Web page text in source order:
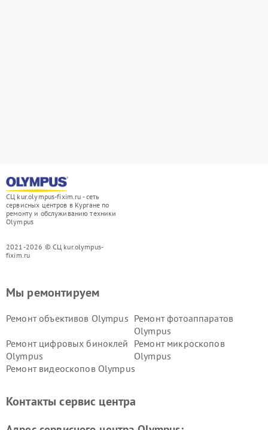
СЦ kur.olympus-fixim.ru - сеть
сервисных центров в Кургане по
ремонту и обслуживанию техники
Olympus
2021-2026 © СЦ kur.olympus-
fixim.ru
Мы ремонтируем
Ремонт объективов Olympus Ремонт фотоаппаратов
Olympus
Ремонт цифровых биноклей
Olympus
Ремонт микроскопов
Olympus
Ремонт видеоскопов Olympus
Контакты сервис центра